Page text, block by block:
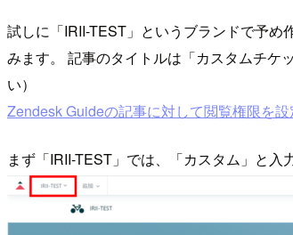
試しに「IRII-TEST」というブランドで予
みます。 記事のタイトルは「カスタムチケ
い）
Zendesk Guideの記事に対して閲覧権限を設
まず「IRII-TEST」では、「カスタム」と入